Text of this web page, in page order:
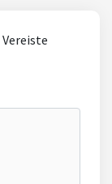
Vereiste